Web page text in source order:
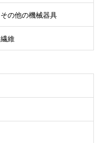
その他の機械器具
繊維